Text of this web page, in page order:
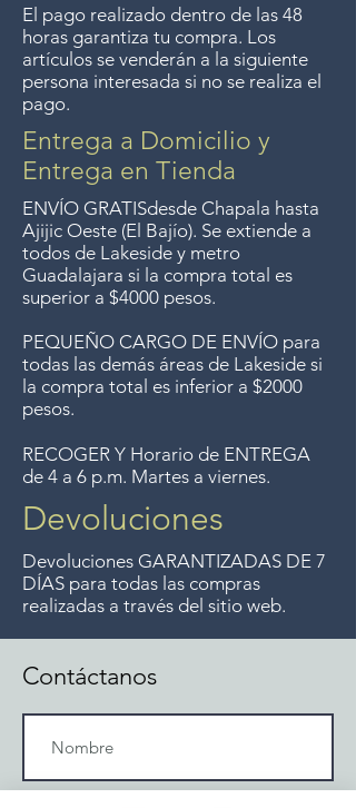
Entrega gratis en toda la zona
del Lago de Chapala por
compras de $4000 pesos.
Aceptamos devoluciones hasta
7 días después de la venta a
menos que los artículos tengan
un precio de oferta, lo
sentimos, no se aceptan
devoluciones de artículos en
oferta. Anteriormente hacíamos
envíos gratis a Guadalajara pero
ya no ofrecemos ese servicio.
El pago realizado dentro de las 48
horas garantiza tu compra. Los
artículos se venderán a la siguiente
persona interesada si no se realiza el
pago.
Entrega a Domicilio y
Entrega en Tienda
ENVÍO GRATISdesde Chapala hasta
Ajijic Oeste (El Bajío). Se extiende a
todos de Lakeside y metro
Guadalajara si la compra total es
superior a $4000 pesos.
PEQUEÑO CARGO DE ENVÍO para
todas las demás áreas de Lakeside si
la compra total es inferior a $2000
pesos.
RECOGER Y Horario de ENTREGA
de 4 a 6 p.m. Martes a viernes.
Devoluciones
Devoluciones GARANTIZADAS DE 7
DÍAS para todas las compras
realizadas a través del sitio web.
Contáctanos